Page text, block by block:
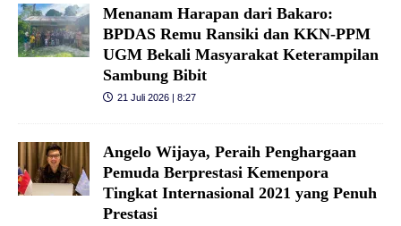
Menanam Harapan dari Bakaro:
BPDAS Remu Ransiki dan KKN-PPM
UGM Bekali Masyarakat Keterampilan
Sambung Bibit
21 Juli 2026 | 8:27
Angelo Wijaya, Peraih Penghargaan
Pemuda Berprestasi Kemenpora
Tingkat Internasional 2021 yang Penuh
Prestasi